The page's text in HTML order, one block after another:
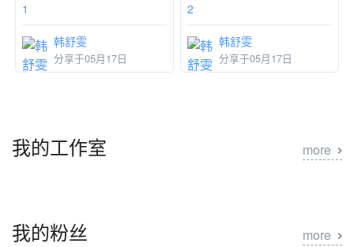
1
韩舒雯
分享于05月17日
2
韩舒雯
分享于05月17日
我的工作室 more
我的粉丝 more